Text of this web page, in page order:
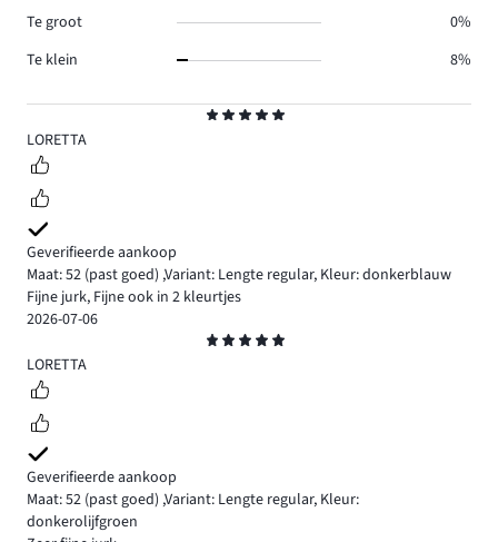
5LORETTA
Geverifieerde aankoop
Maat: 52 (past goed) ,Variant: Lengte regular, Kleur: donkerblauw
Fijne jurk, Fijne ook in 2 kleurtjes
2026-07-06
5LORETTA
Geverifieerde aankoop
Maat: 52 (past goed) ,Variant: Lengte regular, Kleur:
donkerolijfgroen
Te groot
0%
Te klein
8%